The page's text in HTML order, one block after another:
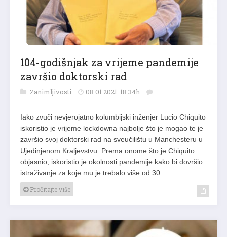
104-godišnjak za vrijeme pandemije
završio doktorski rad
Zanimljivosti 08.01.2021. 18:34h
Iako zvuči nevjerojatno kolumbijski inženjer Lucio Chiquito
iskoristio je vrijeme lockdowna najbolje što je mogao te je
završio svoj doktorski rad na sveučilištu u Manchesteru u
Ujedinjenom Kraljevstvu. Prema onome što je Chiquito
objasnio, iskoristio je okolnosti pandemije kako bi dovršio
istraživanje za koje mu je trebalo više od 30…
Pročitajte više